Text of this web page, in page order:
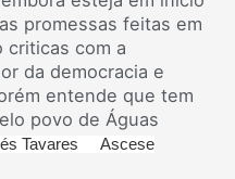
promessas feitas em
criticas com a
da democracia e
entende que tem
povo de Águas
Tavares Ascese